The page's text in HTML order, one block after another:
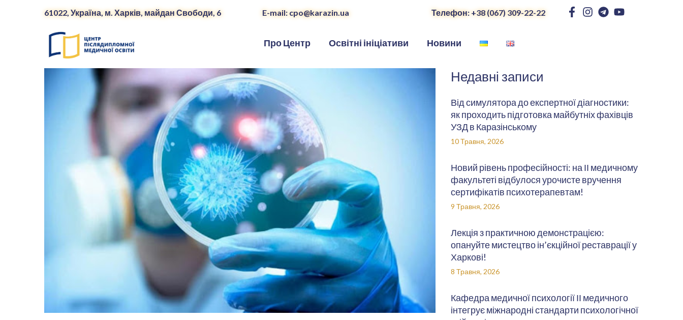
61022, Україна, м. Харків, майдан Свободи, 6 E-mail: cpo@karazin.ua Телефон: +38 (067) 309-22-22
Про Центр Освітні ініціативи Новини
Недавні записи
Від симулятора до експертної діагностики:
як проходить підготовка майбутніх фахівців
УЗД в Каразінському
10 Травня, 2026
Новий рівень професійності: на ІІ медичному
факультеті відбулося урочисте вручення
сертифікатів психотерапевтам!
9 Травня, 2026
Лекція з практичною демонстрацією:
опануйте мистецтво ін’єкційної реставрації у
Харкові!
8 Травня, 2026
Кафедра медичної психології ІІ медичного
інтегрує міжнародні стандарти психологічної